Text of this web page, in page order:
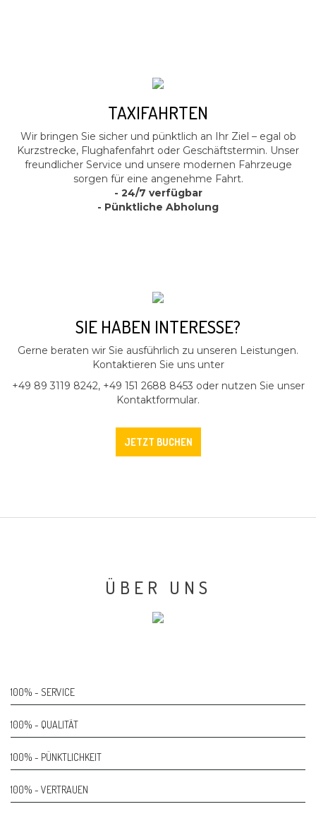
TAXIFAHRTEN
Wir bringen Sie sicher und pünktlich an Ihr Ziel – egal ob
Kurzstrecke, Flughafenfahrt oder Geschäftstermin. Unser
freundlicher Service und unsere modernen Fahrzeuge
sorgen für eine angenehme Fahrt.
- 24/7 verfügbar
- Pünktliche Abholung
SIE HABEN INTERESSE?
Gerne beraten wir Sie ausführlich zu unseren Leistungen.
Kontaktieren Sie uns unter
+49 89 3119 8242, +49 151 2688 8453 oder nutzen Sie unser
Kontaktformular.
JETZT BUCHEN
ÜBER UNS
100% - SERVICE
100% - QUALITÄT
100% - PÜNKTLICHKEIT
100% - VERTRAUEN